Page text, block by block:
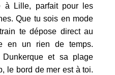
à Lille, parfait pour les
Que tu sois en mode
te dépose direct au
en un rien de temps.
et sa plage
le bord de mer est à toi.